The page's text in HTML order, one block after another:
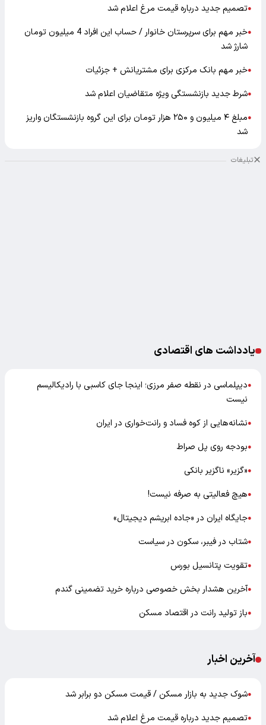
●تصمیم جدید درباره قیمت مرغ اعلام شد
●
خبر مهم برای سرپرستان خانوار / حساب این افراد 4 میلیون تومان
شارژ شد
●خبر مهم بانک مرکزی برای مشتریانش + جزئیات
●شرط جدید بازنشستگی ویژه متقاضیان اعلام شد
●
مبلغ ۴ میلیون و ۲۵۰ هزار تومان برای این گروه بازنشستگان واریز
شد
تبلیغات
یادداشت های اقتصادی
●دیپلماسی در نقطه صفر مرزی؛ اینجا جای کاسبی با رادیکالیسم
نیست
●نشانه‌هایی از کوه فساد و رانت‌خواری در ایران
●بودجه روی پل صراط
●«گزیر» ناگزیر بانکی
●هیچ فعالیتی به صرفه نیست!
●جایگاه ایران در «جاده ابریشم دیجیتال»
●شتاب در فیبر، سکون در سیاست
●تقویت پتانسیل بورس
●آخرین هشدار بخش خصوصی درباره خرید تضمینی گندم
●باز تولید رانت در اقتصاد مسکن
آخرین اخبار
●شوک جدید به بازار مسکن / قیمت مسکن دو برابر شد
●تصمیم جدید درباره قیمت مرغ اعلام شد